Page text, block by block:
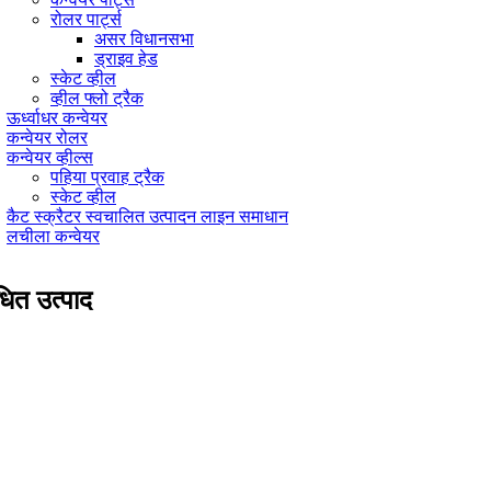
रोलर पार्ट्स
असर विधानसभा
ड्राइव हेड
स्केट व्हील
व्हील फ्लो ट्रैक
ऊर्ध्वाधर कन्वेयर
कन्वेयर रोलर
कन्वेयर व्हील्स
पहिया प्रवाह ट्रैक
स्केट व्हील
कैट स्क्रैटर स्वचालित उत्पादन लाइन समाधान
लचीला कन्वेयर
उत्पाद